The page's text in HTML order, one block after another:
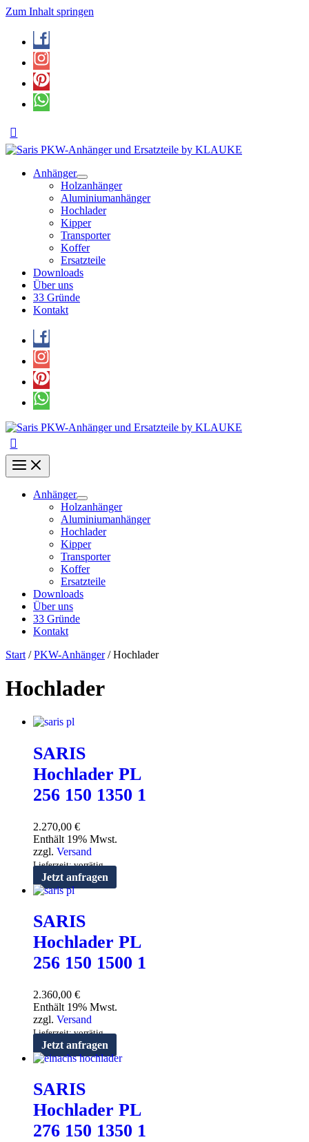
Zum Inhalt springen
Anhänger
Holzanhänger
Aluminiumanhänger
Hochlader
Kipper
Transporter
Koffer
Ersatzteile
Downloads
Über uns
33 Gründe
Kontakt
Anhänger
Holzanhänger
Aluminiumanhänger
Hochlader
Kipper
Transporter
Koffer
Ersatzteile
Downloads
Über uns
33 Gründe
Kontakt
Start /PKW-Anhänger/ Hochlader
Hochlader
SARIS
Hochlader PL
256 150 1350 1
2.270,00 €
Enthält 19% Mwst.
zzgl. Versand
Lieferzeit: vorrätig
Jetzt anfragen
SARIS
Hochlader PL
256 150 1500 1
2.360,00 €
Enthält 19% Mwst.
zzgl. Versand
Lieferzeit: vorrätig
Jetzt anfragen
SARIS
Hochlader PL
276 150 1350 1